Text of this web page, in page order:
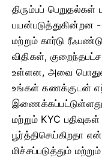
திரும்பப்
பயன்படுத்துகின்றன
மற்றும் கார்டு
விதிகள்,
உள்ளன, அவை
உங்கள் கணக்குடன்
மற்றும் KYC
பூர்த்திசெய்கிறதா
மிச்சப்படுத்தும்